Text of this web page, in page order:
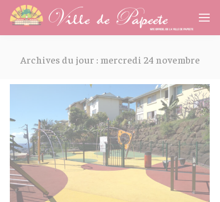
Archives du jour : mercredi 24 novembre
Cookies management panel